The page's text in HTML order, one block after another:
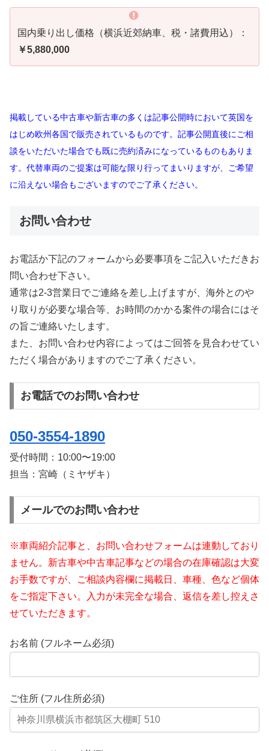
国内乗り出し価格（横浜近郊納車、税・諸費用込）：
￥5,880,000
掲載している中古車や新古車の多くは記事公開時において英国を
はじめ欧州各国で販売されているものです。記事公開直後にご相
談をいただいた場合でも既に売約済みになっているものもありま
す。代替車両のご提案は可能な限り行ってまいりますが、ご希望
に沿えない場合もございますのでご了承ください。
お問い合わせ
お電話か下記のフォームから必要事項をご記入いただきお
問い合わせ下さい。
通常は2-3営業日でご連絡を差し上げますが、海外とのや
り取りが必要な場合等、お時間のかかる案件の場合にはそ
の旨ご連絡いたします。
また、お問い合わせ内容によってはご回答を見合わせてい
ただく場合がありますのでご了承ください。
お電話でのお問い合わせ
050-3554-1890
受付時間： 10:00〜19:00
担当：宮崎（ミヤザキ）
メールでのお問い合わせ
※車両紹介記事と、お問い合わせフォームは連動しており
ません。新古車や中古車記事などの場合の在庫確認は大変
お手数ですが、ご相談内容欄に掲載日、車種、色など個体
をご指定下さい。入力が未完全な場合、返信を差し控えさ
せていただきます。
お名前 (フルネーム必須)
ご住所 (フル住所必須)